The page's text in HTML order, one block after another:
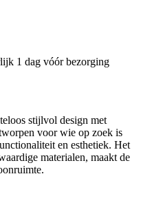
1 dag vóór bezorging
stijlvol design met
voor wie op zoek is
en esthetiek. Het
materialen, maakt de